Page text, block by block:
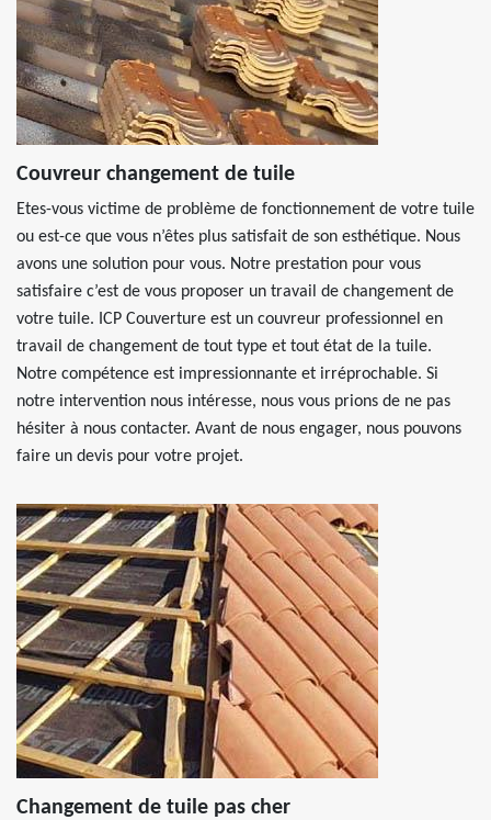
Couvreur changement de tuile
Etes-vous victime de problème de fonctionnement de votre tuile
ou est-ce que vous n’êtes plus satisfait de son esthétique. Nous
avons une solution pour vous. Notre prestation pour vous
satisfaire c’est de vous proposer un travail de changement de
votre tuile. ICP Couverture est un couvreur professionnel en
travail de changement de tout type et tout état de la tuile.
Notre compétence est impressionnante et irréprochable. Si
notre intervention nous intéresse, nous vous prions de ne pas
hésiter à nous contacter. Avant de nous engager, nous pouvons
faire un devis pour votre projet.
Changement de tuile pas cher